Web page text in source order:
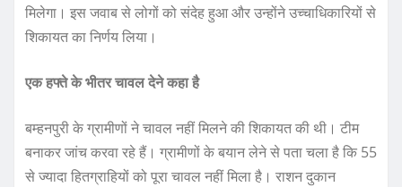
मिलेगा। इस जवाब से लोगों को संदेह हुआ और उन्होंने उच्चाधिकारियों से
शिकायत का निर्णय लिया।
एक हफ्ते के भीतर चावल देने कहा है
बम्हनपुरी के ग्रामीणों ने चावल नहीं मिलने की शिकायत की थी। टीम
बनाकर जांच करवा रहे हैं। ग्रामीणों के बयान लेने से पता चला है कि 55
से ज्यादा हितग्राहियों को पूरा चावल नहीं मिला है। राशन दुकान